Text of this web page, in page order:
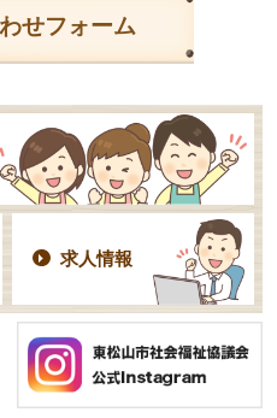
せフォーム
求人情報